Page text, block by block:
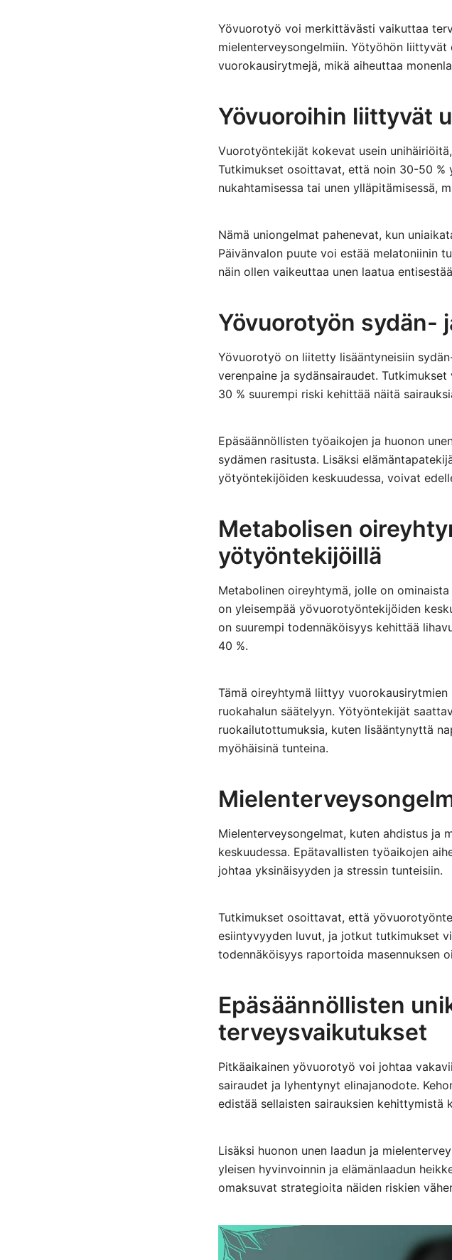
Yövuorotyö voi merkittävästi vaikuttaa
mielenterveysongelmiin. Yötyöhön
vuorokausirytmejä, mikä aiheuttaa
Yövuoroihin liittyvät
Vuorotyöntekijät kokevat usein
Tutkimukset osoittavat, että noin 30-50
nukahtamisessa tai unen ylläpitämisessä,
Nämä uniongelmat pahenevat, kun
Päivänvalon puute voi estää melatoniinin
näin ollen vaikeuttaa unen laatua
Yövuorotyön sydän-
Yövuorotyö on liitetty lisääntyneisiin
verenpaine ja sydänsairaudet.
30 % suurempi riski kehittää näitä
Epäsäännöllisten työaikojen ja huonon
sydämen rasitusta. Lisäksi
yötyöntekijöiden keskuudessa, voivat
Metabolisen
yötyöntekijöillä
Metabolinen oireyhtymä, jolle on
on yleisempää yövuorotyöntekijöiden
on suurempi todennäköisyys kehittää
40 %.
Tämä oireyhtymä liittyy
ruokahalun säätelyyn. Yötyöntekijät
ruokailutottumuksia, kuten lisääntynyttä
myöhäisinä tunteina.
Mielenterveysongelmat, kuten ahdistus ja
keskuudessa. Epätavallisten työaikojen
johtaa yksinäisyyden ja stressin tunteisiin.
Tutkimukset osoittavat, että
esiintyvyyden luvut, ja jotkut tutkimukset
todennäköisyys raportoida masennuksen
Epäsäännöllisten
terveysvaikutukset
Pitkäaikainen yövuorotyö voi johtaa
sairaudet ja lyhentynyt elinajanodote.
edistää sellaisten sairauksien kehittymistä
Lisäksi huonon unen laadun ja
yleisen hyvinvoinnin ja elämänlaadun
omaksuvat strategioita näiden riskien